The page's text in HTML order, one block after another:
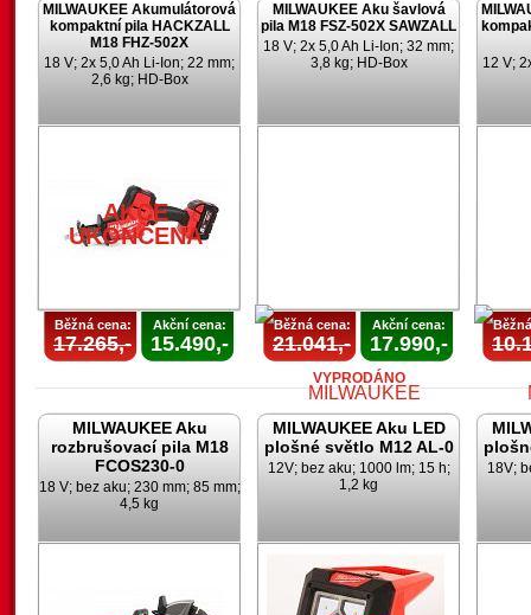
MILWAUKEE Akumulátorová
kompaktní pila HACKZALL
M18 FHZ-502X
18 V; 2x 5,0 Ah Li-Ion; 22 mm;
2,6 kg; HD-Box
AKCE
UKONČENA
Běžná cena:
17.265,-
Akční cena:
15.490,-
MILWAUKEE Aku šavlová
pila M18 FSZ-502X SAWZALL
18 V; 2x 5,0 Ah Li-Ion; 32 mm;
3,8 kg; HD-Box
AKCE
UKONČENA
Běžná cena:
21.041,-
Akční cena:
17.990,-
VYPRODÁNO
12 V;
MILWAUKEE Aku
rozbrušovací pila M18
FCOS230-0
18 V; bez aku; 230 mm; 85 mm;
4,5 kg
MILWAUKEE Aku LED
plošné světlo M12 AL-0
12V; bez aku; 1000 lm; 15 h;
1,2 kg
18V;